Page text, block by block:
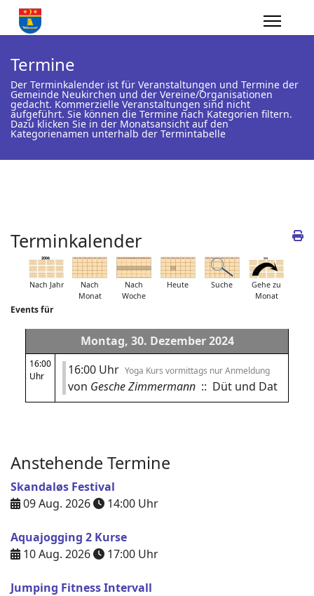
Termine
Der Terminkalender ist für Veranstaltungen und Termine der
Gemeinde Neukirchen und der Vereine/Organisationen
gedacht. Kommerzielle Veranstaltungen sind nicht
aufgeführt. Sie können die Termine nach Kategorien filtern.
Dazu klicken Sie in der Monatsansicht auf den
Kategorienamen unterhalb der Termintabelle
Terminkalender
Nach Jahr
Nach
Monat
Nach
Woche
Heute Suche
Gehe zu
Monat
Events für
Montag, 30. Dezember 2024
16:00
Uhr
16:00 Uhr Yoga Kurs vormittags nur Anmeldung
von Gesche Zimmermann :: Düt und Dat
Anstehende Termine
Skandaløs Festival
09 Aug. 2026
14:00 Uhr
Aquajogging 2 Kurse
10 Aug. 2026
17:00 Uhr
Jumping Fitness Intervall